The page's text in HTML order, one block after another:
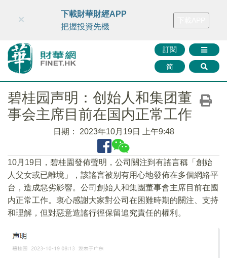
財華智庫網 FINTV FINMETA 財華證券 媒體矩陣
訂閱
简
×
下載財華財經APP
把握投資先機
碧桂园声明：创始人和集团董
事会主席目前在国内正常工作
日期： 2023年10月19日 上午9:48
10月19日，碧桂園發佈聲明，公司關注到有謠言稱「創始
人父女或已離境」，該謠言被别有用心地發佈在多個網絡平
台，造成惡劣影響。公司創始人和集團董事會主席目前在國
内正常工作。衷心感謝大家對公司在困難時期的關注、支持
和理解，但對惡意造謠行徑保留追究責任的權利。